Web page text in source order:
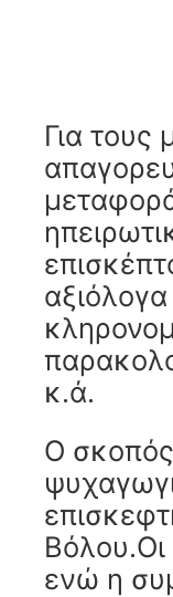
Για τους
κ.ά.
Ο
ενώ η